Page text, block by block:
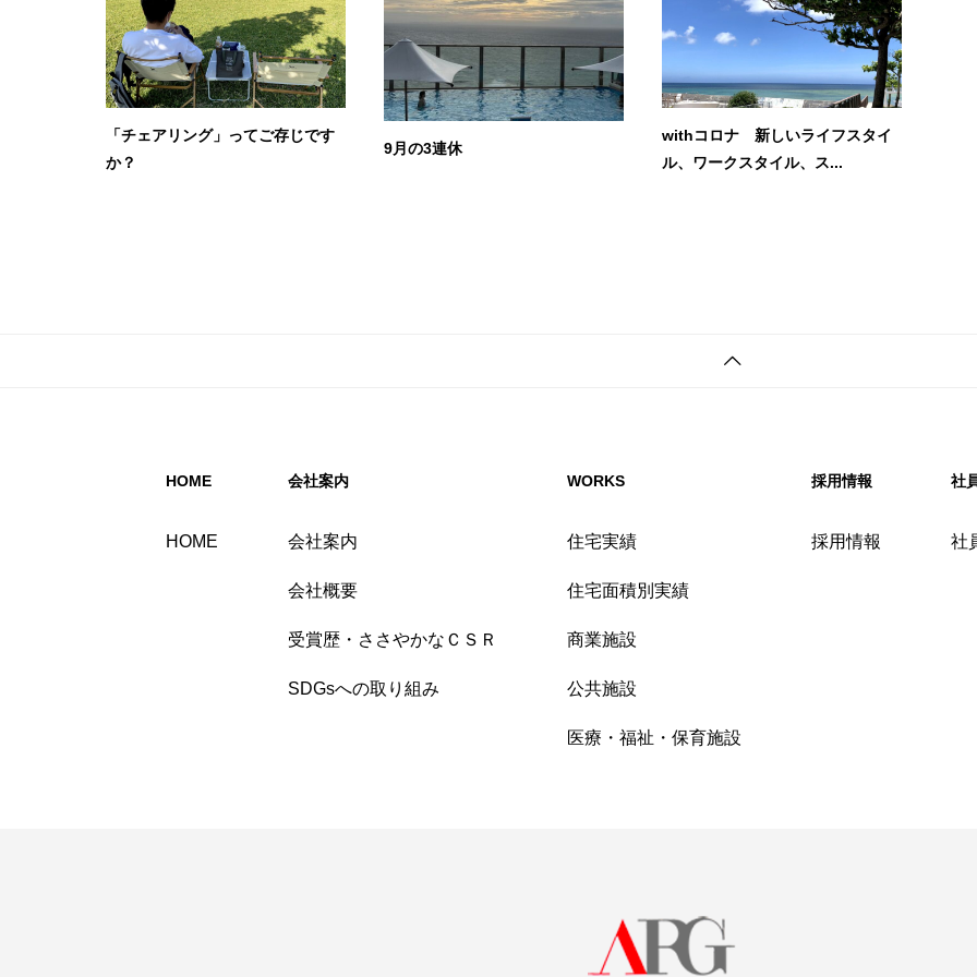
「チェアリング」ってご存じです
か？
9月の3連休
withコロナ 新しいライフスタイ
ル、ワークスタイル、ス...
HOME
HOME
会社案内
会社案内
会社概要
受賞歴・ささやかなＣＳＲ
SDGsへの取り組み
WORKS
住宅実績
住宅面積別実績
商業施設
公共施設
医療・福祉・保育施設
採用情報
採用情報
社
社